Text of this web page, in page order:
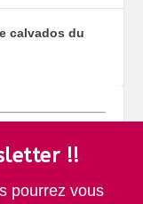
calvados du
!!
pourrez vous